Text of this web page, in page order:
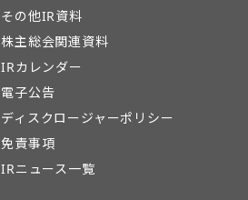
その他IR資料
株主総会関連資料
IRカレンダー
電子公告
ディスクロージャーポリシー
免責事項
IRニュース一覧